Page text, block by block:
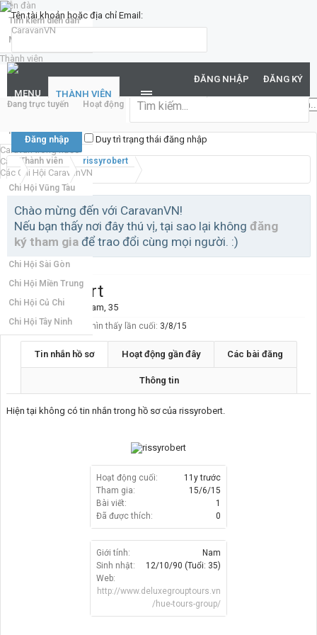
Diễn đàn
Tìm kiếm diễn đàn
Mới nhất
Thành viên
Notable Members
Đang trực tuyến
Hoạt động gần đây
New Profile Posts
Caravan trong nước
Caravan quốc tế
Các Chi Hội CaravanVN
Chi Hội Vũng Tàu
Chi Hội Đồng Nai
Chi Hội Miền Bắc
Chi Hội Bình Dương
Chi Hội Sài Gòn
Chi Hội Miền Trung
Chi Hội Củ Chi
Chi Hội Tây Ninh
Tên tài khoản hoặc địa chỉ Email:
Mật khẩu:
Duy trì trạng thái đăng nhập
MENU THÀNH VIÊN
Đang trực tuyến Hoạt động gần đây New Profile Posts
ĐĂNG NHẬP ĐĂNG KÝ
Thành viên rissyrobert
Chào mừng đến với CaravanVN!
Nếu bạn thấy nơi đây thú vị, tại sao lại không đăng
ký tham gia để trao đổi cùng mọi người. :)
Hoạt động cuối:
11y trước
Tham gia:
15/6/15
Bài viết:
1
Đã được thích:
0
Giới tính:
Nam
Sinh nhật:
12/10/90 (Tuổi: 35)
Web:
http://www.deluxegrouptours.vn
/hue-tours-group/
rissyrobert
Thành viên mới , Nam, 35
rissyrobert được nhìn thấy lần cuối: 3/8/15
Tin nhắn hồ sơ Hoạt động gần đây Các bài đăng
Thông tin
Hiện tại không có tin nhắn trong hồ sơ của rissyrobert.